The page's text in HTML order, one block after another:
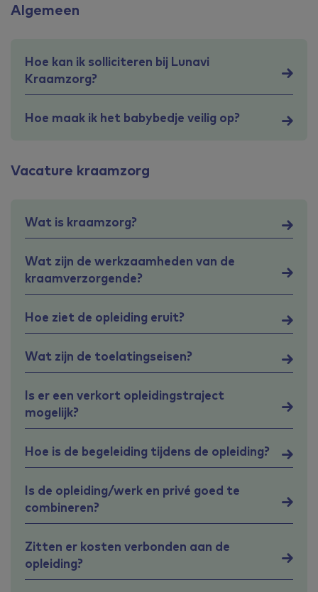
Algemeen
Hoe kan ik solliciteren bij Lunavi
Kraamzorg?
Hoe maak ik het babybedje veilig op?
Vacature kraamzorg
Wat is kraamzorg?
Wat zijn de werkzaamheden van de
kraamverzorgende?
Hoe ziet de opleiding eruit?
Wat zijn de toelatingseisen?
Is er een verkort opleidingstraject
mogelijk?
Hoe is de begeleiding tijdens de opleiding?
Is de opleiding/werk en privé goed te
combineren?
Zitten er kosten verbonden aan de
opleiding?